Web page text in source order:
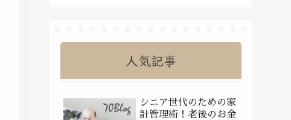
人気記事
シニア世代のための家
計管理術！老後のお金